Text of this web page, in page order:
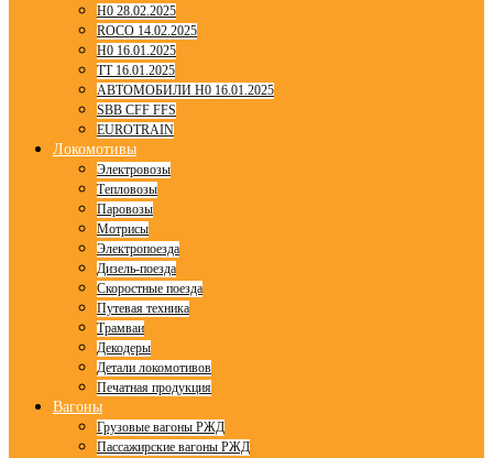
H0 28.02.2025
ROCO 14.02.2025
H0 16.01.2025
TT 16.01.2025
АВТОМОБИЛИ H0 16.01.2025
SBB CFF FFS
EUROTRAIN
Локомотивы
Электровозы
Тепловозы
Паровозы
Мотрисы
Электропоезда
Дизель-поезда
Скоростные поезда
Путевая техника
Трамваи
Декодеры
Детали локомотивов
Печатная продукция
Вагоны
Грузовые вагоны РЖД
Пассажирские вагоны РЖД